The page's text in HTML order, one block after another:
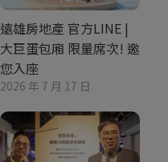
遠雄房地產 官方LINE |
大巨蛋包廂 限量席次! 邀
您入座
2026 年 7 月 17 日